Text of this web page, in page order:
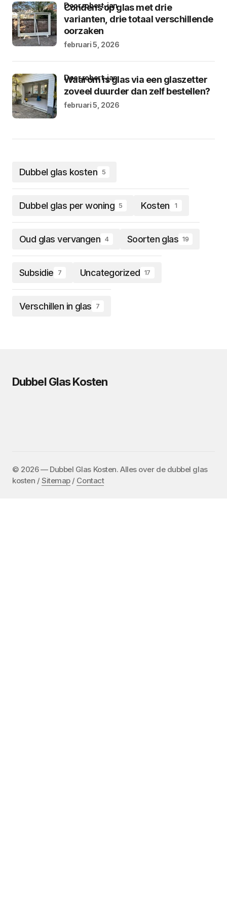
Condens op glas met drie
varianten, drie totaal verschillende
oorzaken
door robert-jan
februari 5, 2026
Waarom is glas via een glaszetter
zoveel duurder dan zelf bestellen?
door robert-jan
februari 5, 2026
Dubbel glas kosten 5
Dubbel glas per woning 5 Kosten 1
Oud glas vervangen 4 Soorten glas 19
Subsidie 7 Uncategorized 17
Verschillen in glas 7
Dubbel Glas Kosten
©️ 2026 — Dubbel Glas Kosten. Alles over de dubbel glas
kosten / Sitemap/ Contact